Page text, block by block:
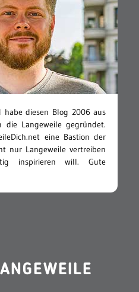
diesen Blog 2006 aus
die Langeweile gegründet.
eine Bastion der
nur Langeweile vertreiben
inspirieren will. Gute